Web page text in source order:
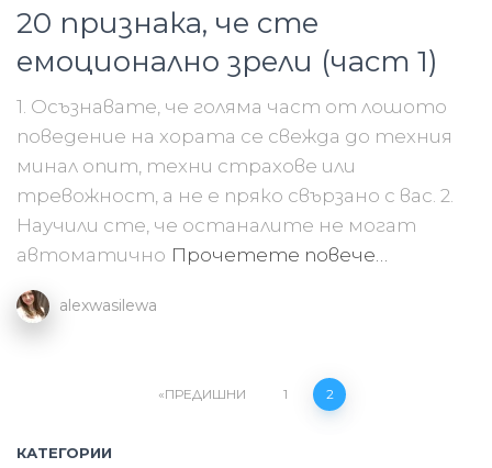
20 признака, че сте
емоционално зрели (част 1)
1. Осъзнавате, че голяма част от лошото
поведение на хората се свежда до техния
минал опит, техни страхове или
тревожност, а не е пряко свързано с вас. 2.
Научили сте, че останалите не могат
автоматично Прочетете повече…
alexwasilewa
НавигацияПРЕДИШНИ 1 2
КАТЕГОРИИ